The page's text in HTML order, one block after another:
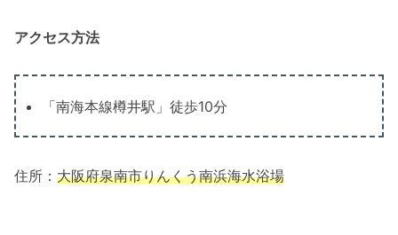
アクセス方法
「南海本線樽井駅」徒歩10分
住所： 大阪府泉南市りんくう南浜海水浴場